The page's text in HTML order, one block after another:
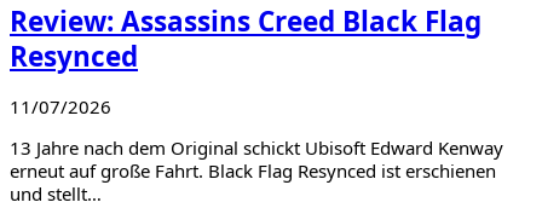
Review: Assassins Creed Black Flag
Resynced
11/07/2026
13 Jahre nach dem Original schickt Ubisoft Edward Kenway
erneut auf große Fahrt. Black Flag Resynced ist erschienen
und stellt…